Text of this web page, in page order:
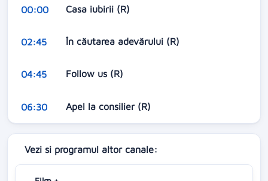
00:00 Casa iubirii (R)
02:45 În căutarea adevărului (R)
04:45 Follow us (R)
06:30 Apel la consilier (R)
Vezi si programul altor canale: